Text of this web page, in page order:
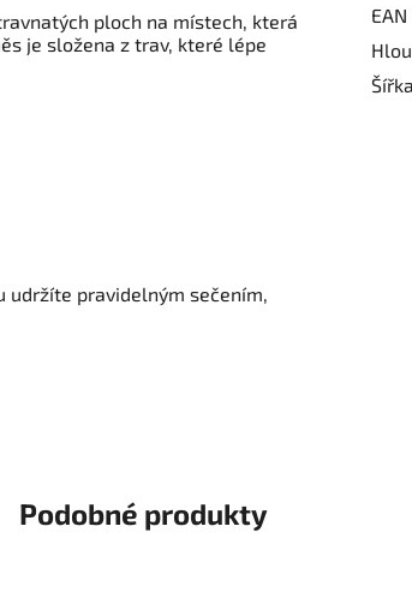
ploch na místech, která
je složena z trav, které lépe
udržíte pravidelným sečením,
EAN
Podobné produkty